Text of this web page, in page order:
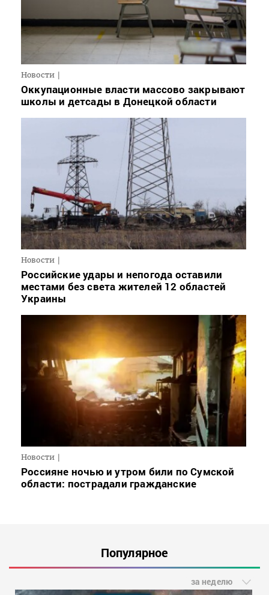
Новости
Оккупационные власти массово закрывают
школы и детсады в Донецкой области
Новости
Российские удары и непогода оставили
местами без света жителей 12 областей
Украины
Новости
Россияне ночью и утром били по Сумской
области: пострадали гражданские
Популярное
за неделю